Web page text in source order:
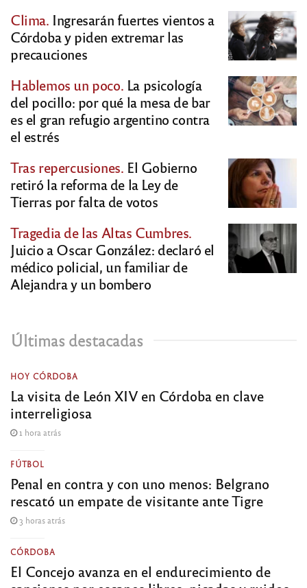
Clima. Ingresarán fuertes vientos a
Córdoba y piden extremar las
precauciones
Hablemos un poco. La psicología
del pocillo: por qué la mesa de bar
es el gran refugio argentino contra
el estrés
Tras repercusiones. El Gobierno
retiró la reforma de la Ley de
Tierras por falta de votos
Tragedia de las Altas Cumbres.
Juicio a Oscar González: declaró el
médico policial, un familiar de
Alejandra y un bombero
Últimas destacadas
HOY CÓRDOBA
La visita de León XIV en Córdoba en clave
interreligiosa
1 hora atrás
FÚTBOL
Penal en contra y con uno menos: Belgrano
rescató un empate de visitante ante Tigre
3 horas atrás
CÓRDOBA
El Concejo avanza en el endurecimiento de